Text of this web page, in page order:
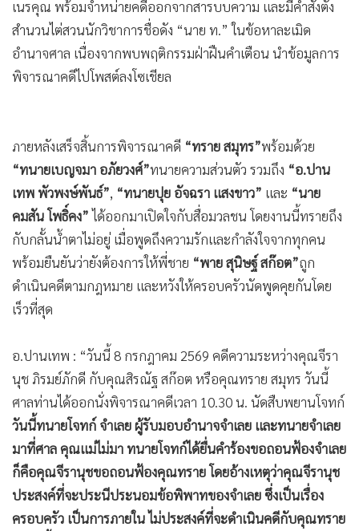
• SMEs
•
• Factcheck
• ญี่ปุ่น
• News1
• Gotomanager
หลังวันนี้ (8 ก.ค.) ศาลแพ่งพระโขนง มีคำสั่งอนุญาตให้“นางจีรา
นุช ภิรมย์ภักดี”ผู้เป็นมารดา ถอนฟ้องลูกชาย“นายสิรณัฐ
สก๊อต”หรือ“ทราย สมุทร”ในคดีเพิกถอนการให้ หรือคดีลูก
อำนาจศาล เนื่องจากพบพฤติกรรมฝ่าฝืนคำเตือน นำข้อมูลการ
พิจารณาคดีไปโพสต์ลงโซเชียล
ภายหลังเสร็จสิ้นการพิจารณาคดี“ทราย สมุทร”พร้อมด้วย
“ทนายเบญจมา อภัยวงศ์”ทนายความส่วนตัว รวมถึง“อ.ปาน
เทพ พัวพงษ์พันธ์”,“ทนายปุย อัจฉรา แสงขาว”และ“นาย
คมสัน โพธิ์คง”
พร้อมยืนยันว่ายังต้องการให้พี่ชาย“พาย สุนิษฐ์ สก๊อต”ถูก
ดำเนินคดีตามกฎหมาย และหวังให้ครอบครัวนัดพูดคุยกันโดย
เร็วที่สุด
อ.ปานเทพ : “วันนี้ 8 กรกฎาคม 2569 คดีความระหว่างคุณจีรา
นุช ภิรมย์ภักดี กับคุณสิรณัฐ สก๊อต หรือคุณทราย สมุทร วันนี้
ศาลท่านได้ออกนั่งพิจารณาคดีเวลา 10.30 น. นัดสืบพยานโจทก์
วันนี้ทนายโจทก์ จำเลย ผู้รับมอบอำนาจจำเลย และทนายจำเลย